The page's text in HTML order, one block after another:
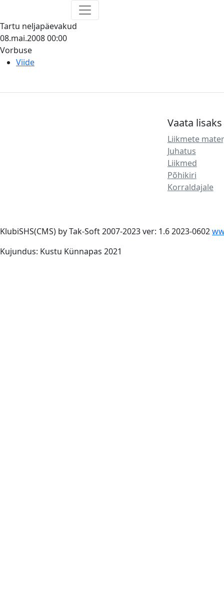
Tartu neljapäevakud
08.mai.200800:00
Vorbuse
Viide
Vaata lisaks
Liikmete
Juhatus
Liikmed
Põhikiri
Korraldajale
KlubiSHS(CMS) by Tak-Soft 2007-2023 ver: 1.6 2023-0602
Kujundus: Kustu Künnapas 2021